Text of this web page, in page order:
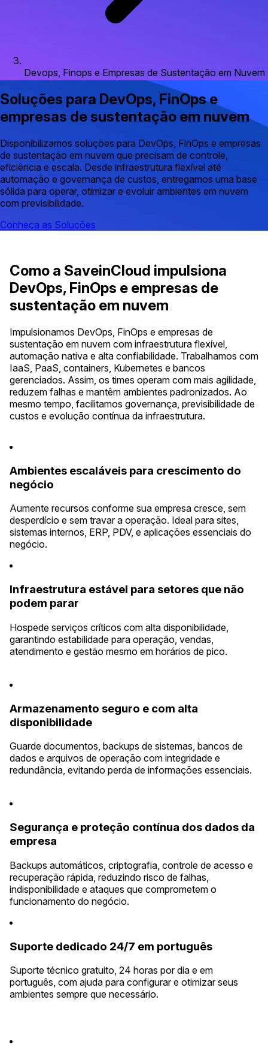
Devops, Finops e Empresas de Sustentação em Nuvem
Soluções para DevOps, FinOps e
empresas de sustentação em nuvem
Disponibilizamos soluções para DevOps, FinOps e empresas
de sustentação em nuvem que precisam de controle,
eficiência e escala. Desde infraestrutura flexível até
automação e governança de custos, entregamos uma base
sólida para operar, otimizar e evoluir ambientes em nuvem
com previsibilidade.
Conheça as Soluções
Como a SaveinCloud impulsiona
DevOps, FinOps e empresas de
sustentação em nuvem
Impulsionamos DevOps, FinOps e empresas de
sustentação em nuvem com infraestrutura flexível,
automação nativa e alta confiabilidade. Trabalhamos com
IaaS, PaaS, containers, Kubernetes e bancos
gerenciados. Assim, os times operam com mais agilidade,
reduzem falhas e mantêm ambientes padronizados. Ao
mesmo tempo, facilitamos governança, previsibilidade de
custos e evolução contínua da infraestrutura.
Ambientes escaláveis para crescimento do
negócio
Aumente recursos conforme sua empresa cresce, sem
desperdício e sem travar a operação. Ideal para sites,
sistemas internos, ERP, PDV, e aplicações essenciais do
negócio.
Infraestrutura estável para setores que não
podem parar
Hospede serviços críticos com alta disponibilidade,
garantindo estabilidade para operação, vendas,
atendimento e gestão mesmo em horários de pico.
Armazenamento seguro e com alta
disponibilidade
Guarde documentos, backups de sistemas, bancos de
dados e arquivos de operação com integridade e
redundância, evitando perda de informações essenciais.
Segurança e proteção contínua dos dados da
empresa
Backups automáticos, criptografia, controle de acesso e
recuperação rápida, reduzindo risco de falhas,
indisponibilidade e ataques que comprometem o
funcionamento do negócio.
Suporte dedicado 24/7 em português
Suporte técnico gratuito, 24 horas por dia e em
português, com ajuda para configurar e otimizar seus
ambientes sempre que necessário.